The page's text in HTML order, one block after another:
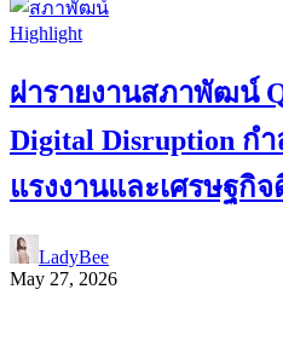
Highlight
ผ่ารายงานสภาพัฒน์
Digital Disruption กำ
แรงงานและเศรษฐกิ
LadyBee
May 27, 2026